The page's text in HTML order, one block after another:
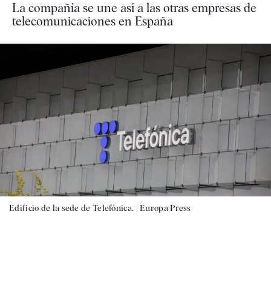
La compañía se une así a las otras empresas de
telecomunicaciones en España
Edificio de la sede de Telefónica. |Europa Press